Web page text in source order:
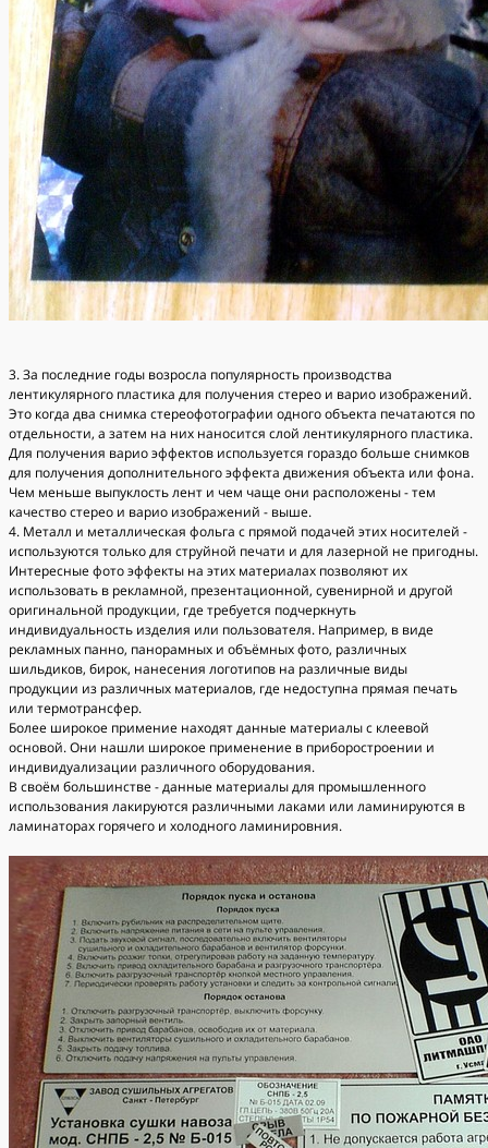
3. За последние годы возросла популярность производства
лентикулярного пластика для получения стерео и варио изображений.
Это когда два снимка стереофотографии одного объекта печатаются по
отдельности, а затем на них наносится слой лентикулярного пластика.
Для получения варио эффектов используется гораздо больше снимков
для получения дополнительного эффекта движения объекта или фона.
Чем меньше выпуклость лент и чем чаще они расположены - тем
качество стерео и варио изображений - выше.
4. Металл и металлическая фольга с прямой подачей этих носителей -
используются только для струйной печати и для лазерной не пригодны.
Интересные фото эффекты на этих материалах позволяют их
использовать в рекламной, презентационной, сувенирной и другой
оригинальной продукции, где требуется подчеркнуть
индивидуальность изделия или пользователя. Например, в виде
рекламных панно, панорамных и объёмных фото, различных
шильдиков, бирок, нанесения логотипов на различные виды
продукции из различных материалов, где недоступна прямая печать
или термотрансфер.
Более широкое примение находят данные материалы с клеевой
основой. Они нашли широкое применение в приборостроении и
индивидуализации различного оборудования.
В своём большинстве - данные материалы для промышленного
использования лакируются различными лаками или ламинируются в
ламинаторах горячего и холодного ламинировния.